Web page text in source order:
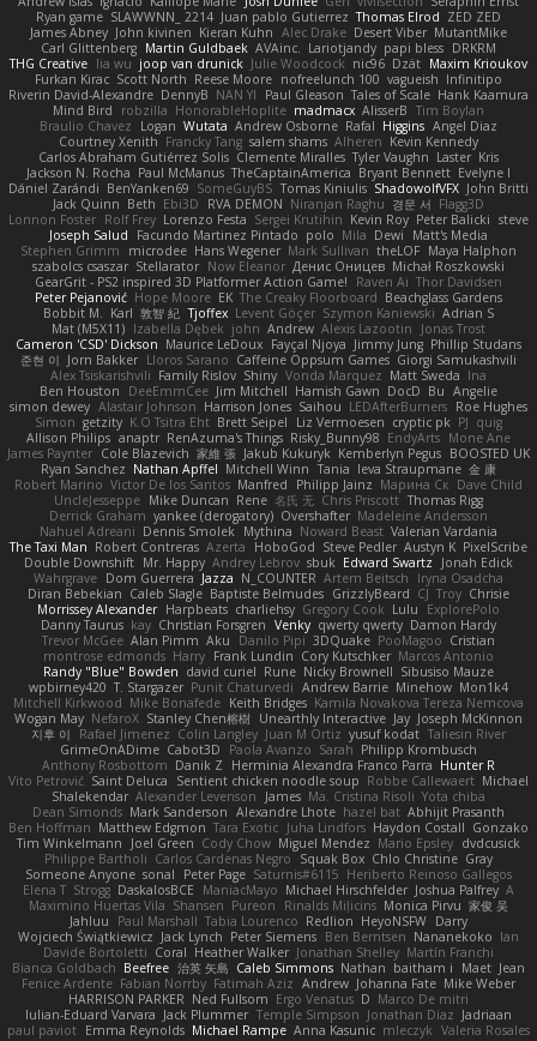
Ryan game SLAWWNN_ 2214 Juan pablo Gutierrez Thomas Elrod ZED ZED
James Abney John kivinen Kieran Kuhn Alec Drake Desert Viber MutantMike
Carl Glittenberg Martin Guldbaek AVAinc. Lariotjandy papi bless DRKRM
THG Creative lia wu joop van drunick Julie Woodcock nic96 Dzät Maxim Krioukov
Furkan Kirac Scott North Reese Moore nofreelunch 100 vagueish Infinitipo
Riverin David-Alexandre DennyB NAN YI Paul Gleason Tales of Scale Hank Kaamura
Mind Bird
robzilla HonorableHoplite madmacx AlisserB Tim Boylan
Braulio Chavez
Logan Wutata Andrew Osborne Rafal Higgins Angel Diaz
Courtney Xenith Francky Tang salem shams Alheren Kevin Kennedy
Carlos Abraham Gutiérrez Solis Clemente Miralles Tyler Vaughn Laster Kris
Jackson N. Rocha Paul McManus TheCaptainAmerica Bryant Bennett Evelyne I
Dániel Zarándi BenYanken69 SomeGuyBS Tomas Kiniulis ShadowolfVFX John Britti
Jack Quinn Beth Ebi3D RVA DEMON Niranjan Raghu 경문 서 Flagg3D
Lonnon Foster Rolf Frey Lorenzo Festa Sergei Krutihin Kevin Roy Peter Balicki steve
Joseph Salud
Facundo Martinez Pintado polo Mila Dewi
Matt's Media
Stephen Grimm
microdee Hans Wegener Mark Sullivan theLOF Maya Halphon
szabolcs csaszar Stellarator Now Eleanor Денис Оницев Michał Roszkowski
GearGrit - PS2 inspired 3D Platformer Action Game!
Raven Ai Thor Davidsen
Peter Pejanović Hope Moore EK The Creaky Floorboard Beachglass Gardens
Bobbit M.
Karl 敦智 紀 Tjoffex Levent Göçer Szymon Kaniewski Adrian S
Mat (M5X11) Izabella Dębek john Andrew Alexis Lazootin
Jonas Trost
Cameron 'CSD' Dickson Maurice LeDoux Fayçal Njoya Jimmy Jung Phillip Studans
준현 이 Jorn Bakker Lloros Sarano Caffeine Oppsum Games Giorgi Samukashvili
Alex Tsiskarishvili Family Rislov Shiny Vonda Marquez Matt Sweda Ina
Ben Houston
DeeEmmCee Jim Mitchell Hamish Gawn DocD Bu Angelie
simon dewey Alastair Johnson Harrison Jones Saihou LEDAfterBurners Roe Hughes
Simon getzity K.O Tsitra Eht Brett Seipel Liz Vermoesen cryptic pk PJ quig
Allison Philips anaptr RenAzuma's Things Risky_Bunny98 EndyArts Mone Ane
James Paynter Cole Blazevich 家維 張 Jakub Kukuryk Kemberlyn Pegus BOOSTED UK
Ryan Sanchez Nathan Apffel Mitchell Winn Tania Ieva Straupmane 金 康
Robert Marino Victor De los Santos Manfred Philipp Jainz Марина Ск Dave Child
UncleJesseppe Mike Duncan Rene 名氏 无 Chris Priscott Thomas Rigg
Derrick Graham yankee (derogatory) Overshafter Madeleine Andersson
Nahuel Adreani Dennis Smolek Mythina Noward Beast Valerian Vardania
The Taxi Man Robert Contreras Azerta HoboGod Steve Pedler Austyn K PixelScribe
Double Downshift Mr. Happy Andrey Lebrov sbuk Edward Swartz
Jonah Edick
Wahrgrave Dom Guerrera Jazza N_COUNTER Artem Beitsch
Iryna Osadcha
Diran Bebekian Caleb Slagle Baptiste Belmudes GrizzlyBeard CJ Troy Chrisie
Morrissey Alexander Harpbeats charliehsy Gregory Cook Lulu
ExplorePolo
Danny Taurus kay Christian Forsgren Venky qwerty qwerty Damon Hardy
Trevor McGee Alan Pimm Aku Danilo Pipi 3DQuake PooMagoo Cristian
montrose edmonds Harry Frank Lundin Cory Kutschker Marcos Antonio
Randy "Blue" Bowden david curiel Rune Nicky Brownell Sibusiso Mauze
wpbirney420 T. Stargazer Punit Chaturvedi Andrew Barrie Minehow Mon1k4
Mitchell Kirkwood Mike Bonafede Keith Bridges Kamila Novakova Tereza Nemcova
Wogan May NefaroX Stanley Chen榕樹 Unearthly Interactive Jay Joseph McKinnon
지후 이
Rafael Jimenez Colin Langley Juan M Ortiz yusuf kodat Taliesin River
GrimeOnADime Cabot3D Paola Avanzo Sarah Philipp Krombusch
Anthony Rosbottom Danik Z Herminia Alexandra Franco Parra Hunter R
Vito Petrović Saint Deluca Sentient chicken noodle soup Robbe Callewaert Michael
Shalekendar Alexander Levenson James Ma. Cristina Risoli Yota chiba
Dean Simonds Mark Sanderson Alexandre Lhote hazel bat Abhijit Prasanth
Ben Hoffman Matthew Edgmon Tara Exotic Juha Lindfors Haydon Costall Gonzako
Tim Winkelmann
Joel Green Cody Chow Miguel Mendez Mario Epsley dvdcusick
Philippe Bartholi Carlos Cardenas Negro Squak Box Chlo Christine Gray
Someone Anyone sonal Peter Page Saturnis#6115 Heriberto Reinoso Gallegos
Elena T Strogg DaskalosBCE ManiacMayo Michael Hirschfelder Joshua Palfrey A
Maximino Huertas Vila Shansen Pureon Rinalds Miļicins Monica Pirvu 家俊 吴
Jahluu
Paul Marshall Tabia Lourenco Redlion HeyoNSFW Darry
Wojciech Świątkiewicz Jack Lynch Peter Siemens Ben Berntsen Nananekoko Ian
Davide Bortoletti Coral Heather Walker Jonathan Shelley Martín Franchi
Bianca Goldbach Beefree 治英 矢島 Caleb Simmons Nathan baitham i Maet Jean
Fenice Ardente Fabian Norrby Fatimah Aziz Andrew Johanna Fate Mike Weber
HARRISON PARKER Ned Fullsom Ergo Venatus D Marco De mitri
Iulian-Eduard Varvara Jack Plummer Temple Simpson Jonathan Diaz Jadriaan
paul paviot Emma Reynolds Michael Rampe Anna Kasunic mleczyk Valeria Rosales